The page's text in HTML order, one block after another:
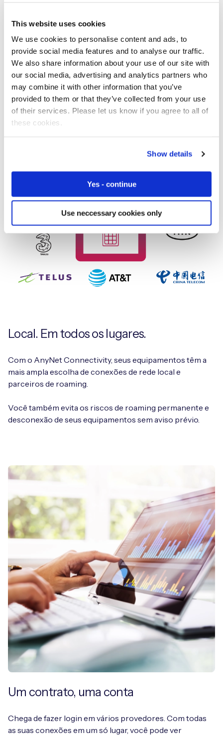
This website uses cookies
We use cookies to personalise content and ads, to
provide social media features and to analyse our traffic.
We also share information about your use of our site with
our social media, advertising and analytics partners who
may combine it with other information that you’ve
provided to them or that they’ve collected from your use
of their services. Please let us know if you agree to all of
these cookies.
Show details
Yes - continue
Use neccessary cookies only
A AnyNet Federation oferece acesso imediato a mais de
800 redes. Você se beneficia da conectividade global
instantânea, sem o incômodo de negociar contratos
com operadoras diferentes.
Local. Em todos os lugares.
Com o AnyNet Connectivity, seus equipamentos têm a
mais ampla escolha de conexões de rede local e
parceiros de roaming.
Você também evita os riscos de roaming permanente e
desconexão de seus equipamentos sem aviso prévio.
Um contrato, uma conta
Chega de fazer login em vários provedores. Com todas
as suas conexões em um só lugar, você pode ver